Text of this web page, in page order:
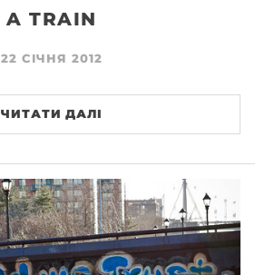
A TRAIN
22 СІЧНЯ 2012
ЧИТАТИ ДАЛІ